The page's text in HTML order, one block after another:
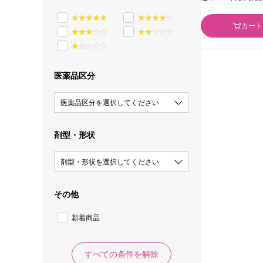
医薬品区分
医薬品区分を選択してください
剤型・形状
剤型・形状を選択してください
その他
新着商品
すべての条件を解除
カー